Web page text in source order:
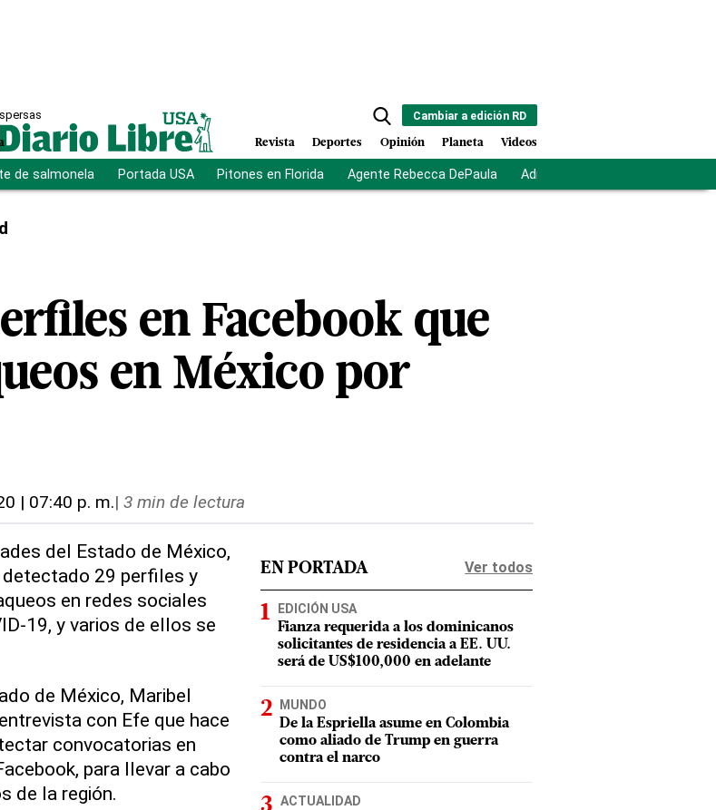
Cambiar a edición RD
Revista Deportes Opinión Planeta Videos
de salmonela Portada USA Pitones en Florida Agente Rebecca DePaula Adriano Espaillat
en Facebook que
en México por
| 07:40 p. m.| 3 min de lectura
del Estado de México,
detectado 29 perfiles y
en redes sociales
19, y varios de ellos se
de México, Maribel
con Efe que hace
convocatorias en
para llevar a cabo
de la región.
EN PORTADA Ver todos
EDICIÓN USA
Fianza requerida a los dominicanos
solicitantes de residencia a EE. UU.
será de US$100,000 en adelante
MUNDO
De la Espriella asume en Colombia
como aliado de Trump en guerra
contra el narco
ACTUALIDAD